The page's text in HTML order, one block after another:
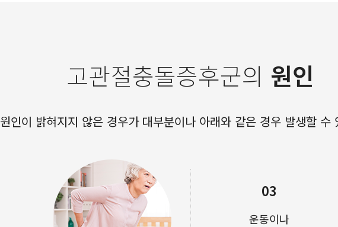
고관절충돌증후군의 원인
원인이 밝혀지지 않은 경우가 대부분이나 아래와 같은 경우 발생할 수
03
운동이나